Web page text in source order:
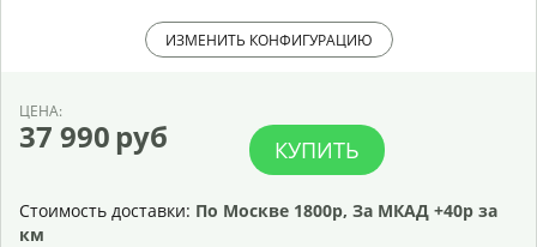
ИЗМЕНИТЬ КОНФИГУРАЦИЮ
ЦЕНА:
37 990 руб КУПИТЬ
Стоимость доставки: По Москве 1800р, За МКАД +40р за
км